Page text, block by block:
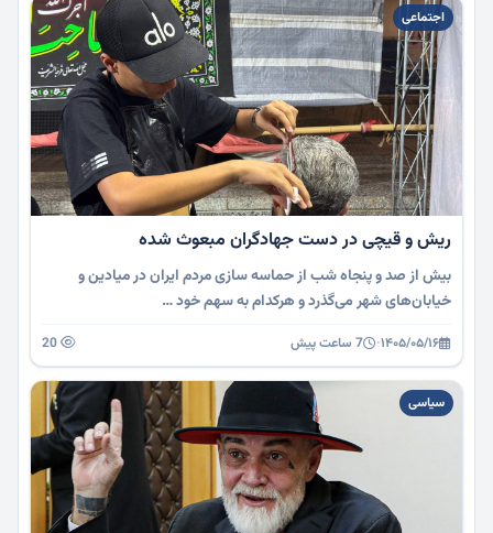
اجتماعی
ریش و قیچی در دست جهادگران مبعوث شده
بیش از صد و پنجاه شب از حماسه سازی مردم ایران در میادین و
خیابان‌های شهر می‌گذرد و هرکدام به سهم خود …
۱۴۰۵/۰۵/۱۶· 7 ساعت پیش
سیاسی